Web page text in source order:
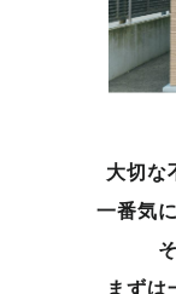
大切な
一番気
まずは